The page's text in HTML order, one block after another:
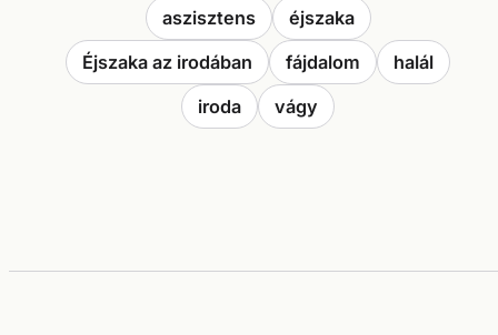
aszisztens
éjszaka
Éjszaka az irodában
fájdalom
halál
iroda
vágy